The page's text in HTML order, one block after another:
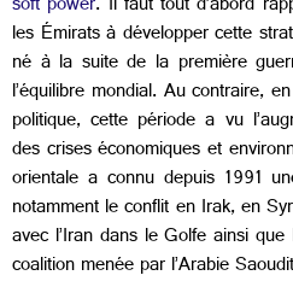
les Émirats à développer cette
né à la suite de la première
l’équilibre mondial. Au contraire,
politique, cette période a vu
des crises économiques et
orientale a connu depuis 1991
notamment le conflit en Irak, en
avec l’Iran dans le Golfe ainsi
coalition menée par l’Arabie